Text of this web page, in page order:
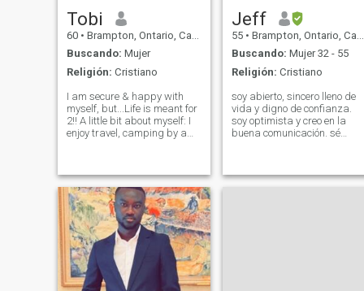
Tobi
60 • Brampton, Ontario, Canadá
Buscando: Mujer
Religión: Cristiano
I am secure & happy with
myself, but...Life is meant for
2!! A little bit about myself: I
enjoy travel, camping by a
sufficient, independent,
honest, I have a great sense
of hu
Jeff
55 • Brampton, Ontario, Canadá
Buscando: Mujer 32 - 55
Religión: Cristiano
soy abierto, sincero lleno de
vida y digno de confianza.
soy optimista y creo en la
buena comunicación. sé
día es un nuevo comienzo,